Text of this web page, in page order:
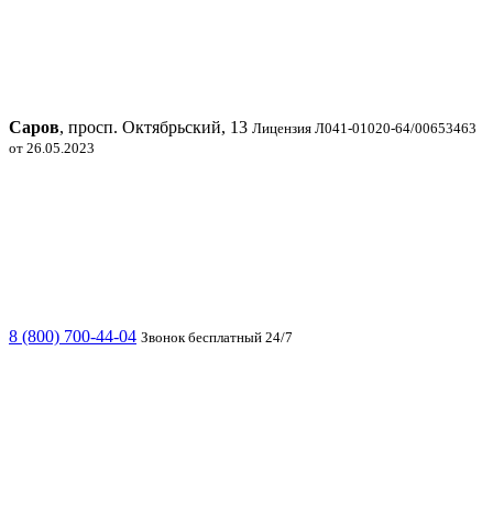
Саров, просп. Октябрьский, 13 Лицензия Л041-01020-64/00653463
от 26.05.2023
8 (800) 700-44-04 Звонок бесплатный 24/7